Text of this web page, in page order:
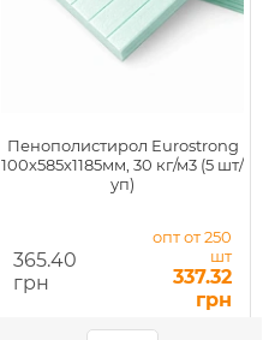
Пенополистирол Eurostrong
100х585х1185мм, 30 кг/м3 (5 шт/
уп)
365.40
грн
опт от 250
шт
337.32
грн